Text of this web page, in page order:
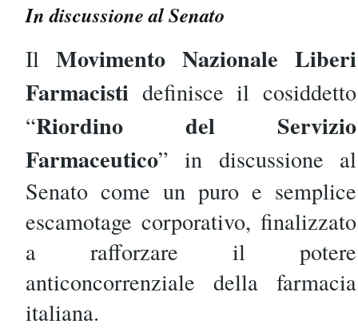
In discussione al Senato
Il Movimento Nazionale Liberi
Farmacisti definisce il cosiddetto
“Riordino del Servizio
Farmaceutico” in discussione al
Senato come un puro e semplice
escamotage corporativo, finalizzato
a rafforzare il potere
anticoncorrenziale della farmacia
italiana.